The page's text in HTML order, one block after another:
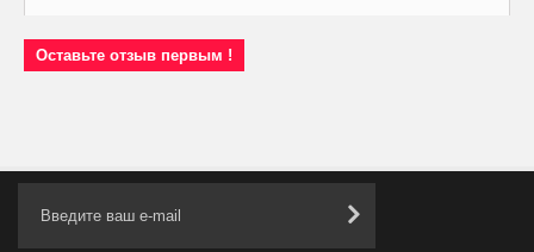
Оставьте отзыв первым !